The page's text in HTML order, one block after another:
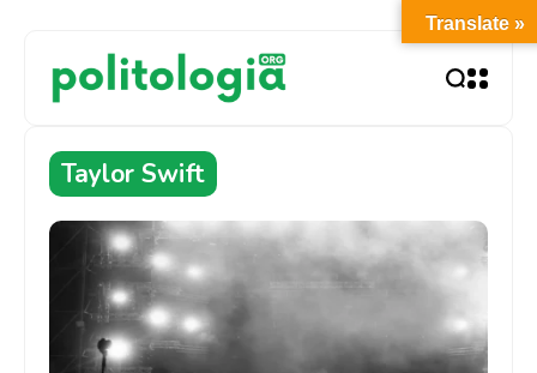
Taylor Swift
Translate »